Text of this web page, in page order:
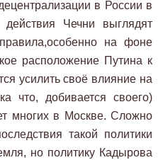
в России в
Чечни выглядят
на фоне
расположение Путина к
усилить своё влияние на
что, добивается своего)
многих в Москве. Сложно
такой политики
но политику Кадырова